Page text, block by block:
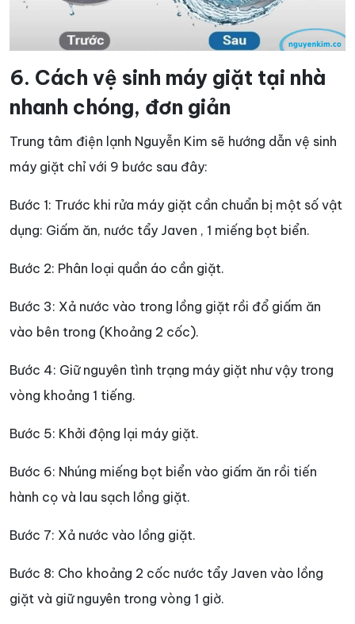
6. Cách vệ sinh máy giặt tại nhà
nhanh chóng, đơn giản
Trung tâm điện lạnh Nguyễn Kim sẽ hướng dẫn vệ sinh
máy giặt chỉ với 9 bước sau đây:
Bước 1: Trước khi rửa máy giặt cần chuẩn bị một số vật
dụng: Giấm ăn, nước tẩy Javen , 1 miếng bọt biển.
Bước 2: Phân loại quần áo cần giặt.
Bước 3: Xả nước vào trong lồng giặt rồi đổ giấm ăn
vào bên trong (Khoảng 2 cốc).
Bước 4: Giữ nguyên tình trạng máy giặt như vậy trong
vòng khoảng 1 tiếng.
Bước 5: Khởi động lại máy giặt.
Bước 6: Nhúng miếng bọt biển vào giấm ăn rồi tiến
hành cọ và lau sạch lồng giặt.
Bước 7: Xả nước vào lồng giặt.
Bước 8: Cho khoảng 2 cốc nước tẩy Javen vào lồng
giặt và giữ nguyên trong vòng 1 giờ.